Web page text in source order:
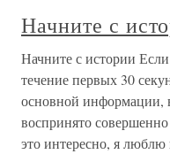
Начните с
Начните с истории
течение первых 30
основной информации,
воспринято
это интересно, я